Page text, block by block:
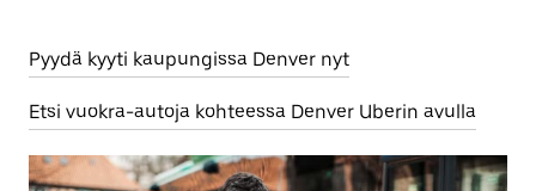
Pyydä kyyti kaupungissa Denver nyt
Etsi vuokra-autoja kohteessa Denver Uberin avulla